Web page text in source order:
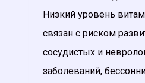
Низкий уровень
связан с риском
сосудистых и
заболеваний,